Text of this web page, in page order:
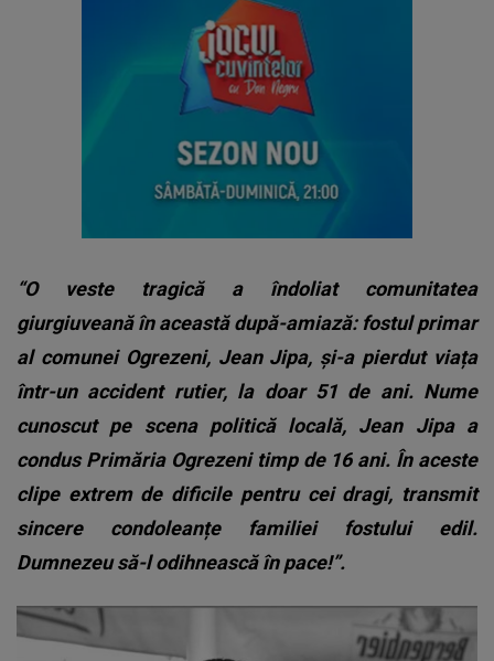
“O veste tragică a îndoliat comunitatea
giurgiuveană în această după-amiază: fostul primar
al comunei Ogrezeni, Jean Jipa, și-a pierdut viața
într-un accident rutier, la doar 51 de ani. Nume
cunoscut pe scena politică locală, Jean Jipa a
condus Primăria Ogrezeni timp de 16 ani. În aceste
clipe extrem de dificile pentru cei dragi, transmit
sincere condoleanțe familiei fostului edil.
Dumnezeu să-l odihnească în pace!”.